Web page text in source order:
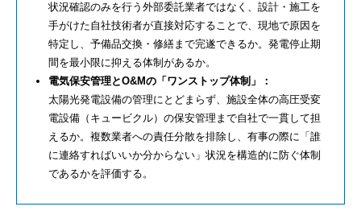
状況確認のみを行う外部委託業者ではなく、設計・施工を
手がけた自社技術者が直接対応することで、現地で原因を
特定し、予備品交換・修繕まで完遂できるか。発電停止期
間を最小限に抑える体制があるか。
電気保安管理とO&Mの「ワンストップ体制」：
太陽光発電設備の管理にとどまらず、施設全体の高圧受変
電設備（キュービクル）の保安管理まで自社で一貫して担
えるか。複数業者への責任分散を排除し、有事の際に「誰
に連絡すればいいか分からない」状況を構造的に防ぐ体制
であるかを評価する。